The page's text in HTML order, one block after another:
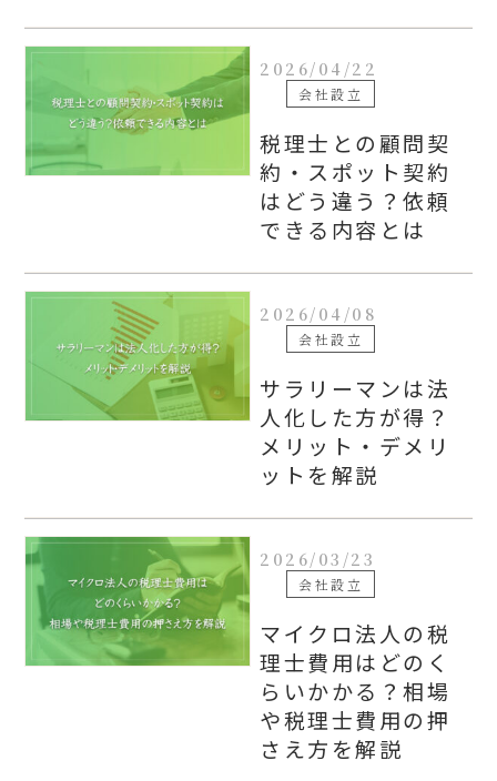
2026/04/22
会社設立
税理士との顧問契
約・スポット契約
はどう違う？依頼
できる内容とは
2026/04/08
会社設立
サラリーマンは法
人化した方が得？
メリット・デメリ
ットを解説
2026/03/23
会社設立
マイクロ法人の税
理士費用はどのく
らいかかる？相場
や税理士費用の押
さえ方を解説